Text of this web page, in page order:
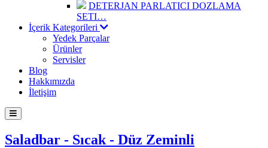
DETERJAN PARLATICI DOZLAMA
SETI…
İçerik Kategorileri
Yedek Parçalar
Ürünler
Servisler
Blog
Hakkımızda
İletişim
Saladbar - Sıcak - Düz Zeminli